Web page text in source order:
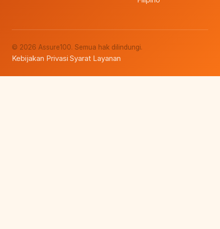
© 2026 Assure100. Semua hak dilindungi.
Kebijakan Privasi·Syarat Layanan